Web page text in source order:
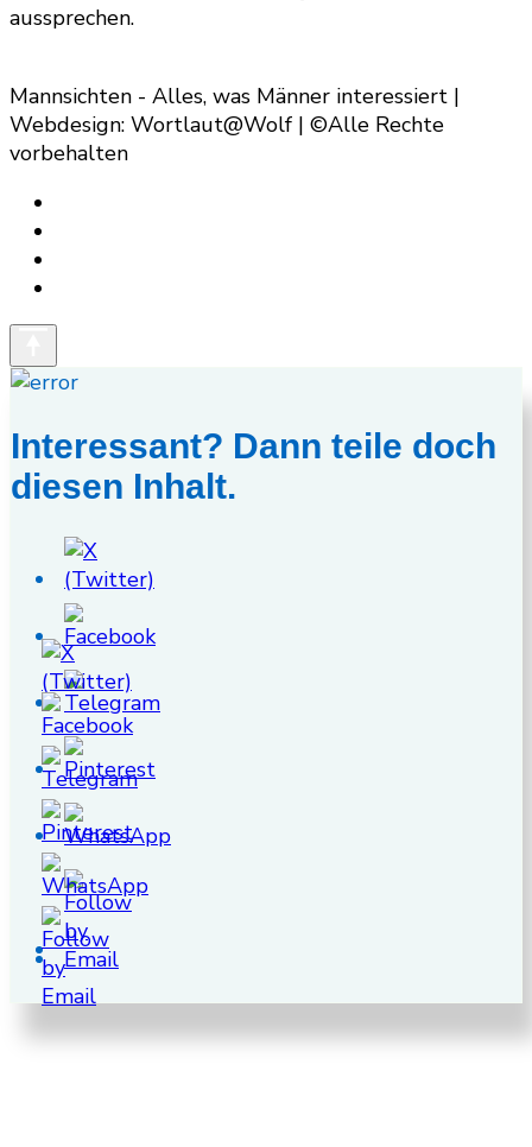
aussprechen.
Mannsichten - Alles, was Männer interessiert |
Webdesign: Wortlaut@Wolf | ©Alle Rechte
vorbehalten
Interessant? Dann teile doch
diesen Inhalt.